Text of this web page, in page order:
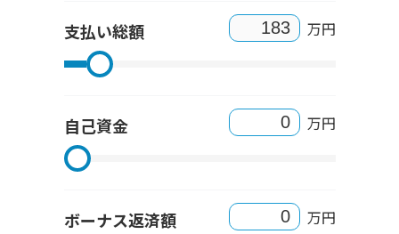
支払い総額 万円
自己資金 万円
ボーナス返済額 万円